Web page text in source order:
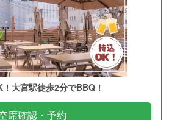
大宮駅徒歩2分でBBQ！
席確認・予約